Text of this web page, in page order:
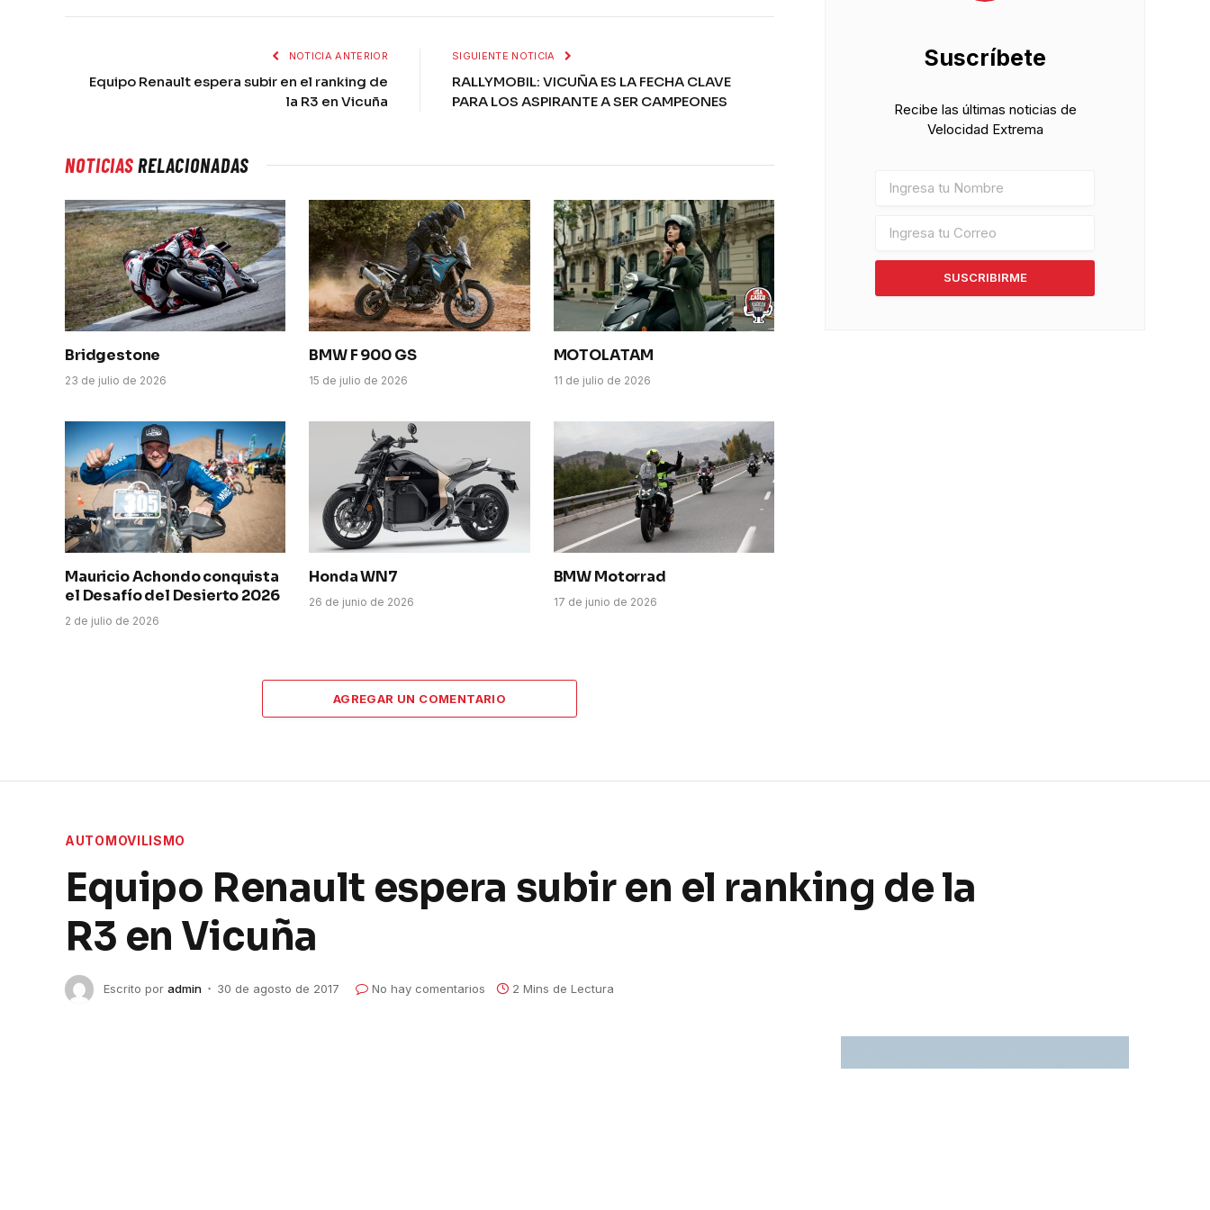
NOTICIA ANTERIOR
Equipo Renault espera subir en el ranking de
la R3 en Vicuña
SIGUIENTE NOTICIA
RALLYMOBIL: VICUÑA ES LA FECHA CLAVE
PARA LOS ASPIRANTE A SER CAMPEONES
NOTICIASRELACIONADAS
Bridgestone
23 de julio de 2026
BMW F 900 GS
15 de julio de 2026
MOTOLATAM
11 de julio de 2026
Mauricio Achondo conquista
el Desafío del Desierto 2026
2 de julio de 2026
Honda WN7
26 de junio de 2026
BMW Motorrad
17 de junio de 2026
AGREGAR UN COMENTARIO
Suscríbete
Recibe las últimas noticias de
Velocidad Extrema
SUSCRIBIRME
AUTOMOVILISMO
Equipo Renault espera subir en el ranking de la
R3 en Vicuña
Escrito por admin 30 de agosto de 2017 No hay comentarios 2 Mins de Lectura